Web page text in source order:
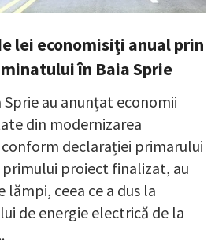
lei economisiți anual prin
în Baia Sprie
au anunțat economii
din modernizarea
declarației primarului
proiect finalizat, au
ceea ce a dus la
de energie electrică de la